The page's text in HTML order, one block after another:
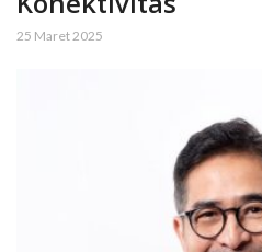
25 Maret 2025